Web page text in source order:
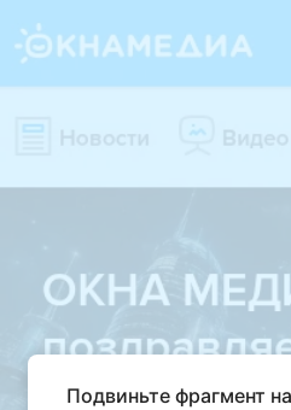
Подвиньте фрагмент